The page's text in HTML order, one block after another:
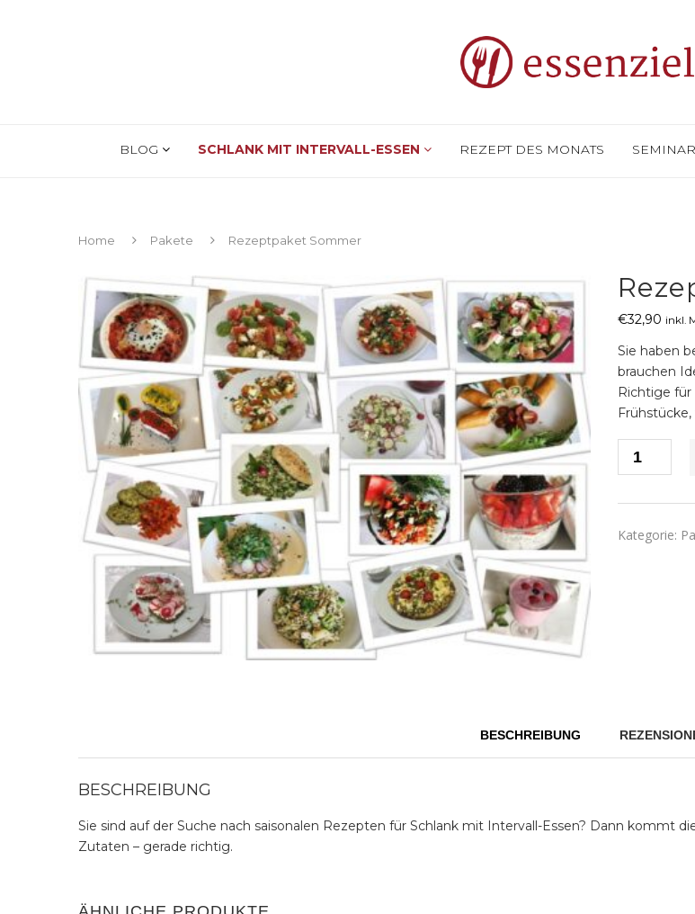
BLOG SCHLANK MIT INTERVALL-ESSEN REZEPT DES MONATS
Home Pakete Rezeptpaket Sommer
€32,90 inkl.
Sie haben
brauchen
Richtige
Sommer
Menge
Kategorie:
BESCHREIBUNG
BESCHREIBUNG
Sie sind auf der Suche nach saisonalen Rezepten für Schlank mit Intervall-Essen? Dann kommt
Zutaten – gerade richtig.